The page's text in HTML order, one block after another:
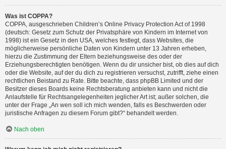
Was ist COPPA?
COPPA, ausgeschrieben Children’s Online Privacy Protection Act of 1998
(deutsch: Gesetz zum Schutz der Privatsphäre von Kindern im Internet von
1998) ist ein Gesetz in den USA, welches festlegt, dass Websites, die
möglicherweise persönliche Daten von Kindern unter 13 Jahren erheben,
hierzu die Zustimmung der Eltern beziehungsweise des oder der
Erziehungsberechtigten benötigen. Wenn du dir unsicher bist, ob dies auf dich
oder die Website, auf der du dich zu registrieren versuchst, zutrifft, ziehe einen
rechtlichen Beistand zu Rate. Bitte beachte, dass phpBB Limited und der
Besitzer dieses Boards keine Rechtsberatung anbieten kann und nicht die
Anlaufstelle für Rechtsangelegenheiten jeglicher Art ist; außer solchen, die
unter der Frage „An wen soll ich mich wenden, falls es Beschwerden oder
juristische Anfragen zu diesem Forum gibt?“ behandelt werden.
Nach oben